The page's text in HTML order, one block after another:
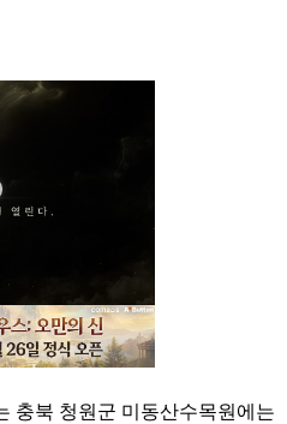
충북 청원군 미동산수목원에는